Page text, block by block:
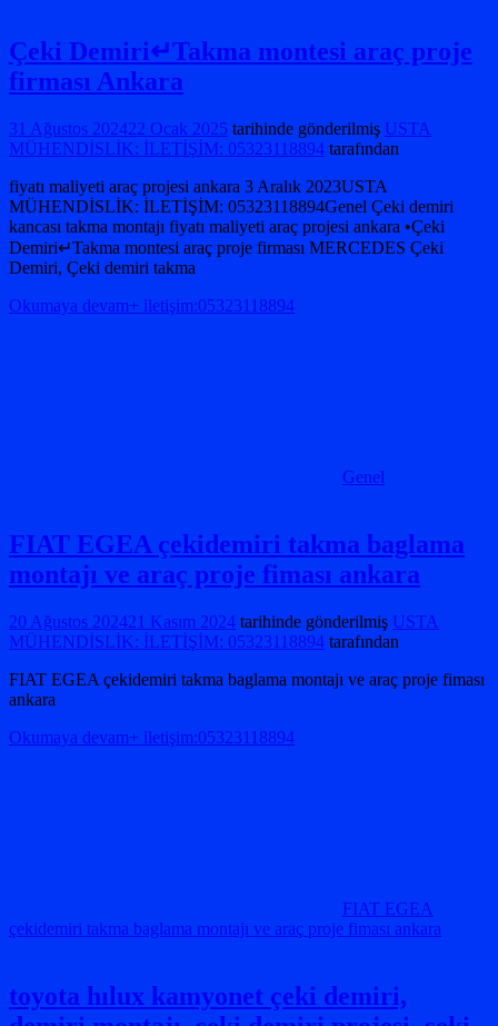
Çeki Demiri↵Takma montesi araç proje
firması Ankara
31 Ağustos 202422 Ocak 2025 tarihinde gönderilmiş USTA
MÜHENDİSLİK: İLETİŞİM: 05323118894 tarafından
fiyatı maliyeti araç projesi ankara 3 Aralık 2023USTA
MÜHENDİSLİK: İLETİŞİM: 05323118894Genel Çeki demiri
kancası takma montajı fiyatı maliyeti araç projesi ankara •Çeki
Demiri↵Takma montesi araç proje firması MERCEDES Çeki
Demiri, Çeki demiri takma
Okumaya devam+ iletişim:05323118894
Genel
FIAT EGEA çekidemiri takma baglama
montajı ve araç proje fiması ankara
20 Ağustos 202421 Kasım 2024 tarihinde gönderilmiş USTA
MÜHENDİSLİK: İLETİŞİM: 05323118894 tarafından
FIAT EGEA çekidemiri takma baglama montajı ve araç proje fiması
ankara
Okumaya devam+ iletişim:05323118894
FIAT EGEA
çekidemiri takma baglama montajı ve araç proje fiması ankara
toyota hılux kamyonet çeki demiri,